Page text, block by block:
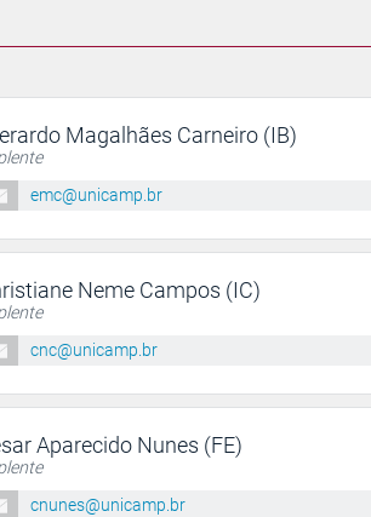
Magalhães Carneiro (IB)
emc@unicamp.br
Neme Campos (IC)
cnc@unicamp.br
Aparecido Nunes (FE)
cnunes@unicamp.br